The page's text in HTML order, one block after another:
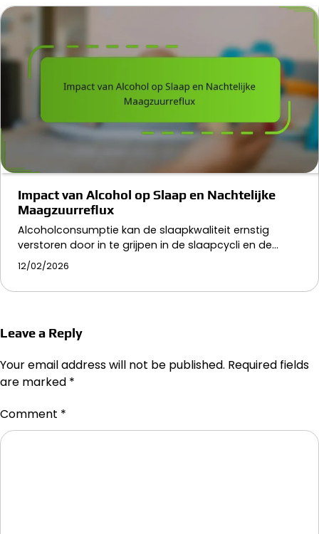
Impact van Alcohol op Slaap en Nachtelijke
Maagzuurreflux
Alcoholconsumptie kan de slaapkwaliteit ernstig
verstoren door in te grijpen in de slaapcycli en de…
12/02/2026
Leave a Reply
Your email address will not be published. Required fields
are marked *
Comment *